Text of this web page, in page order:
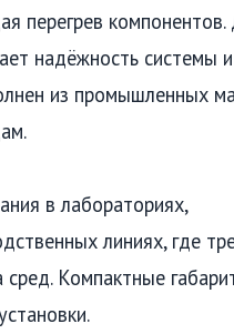
перегрев компонентов.
надёжность системы
из промышленных
в лабораториях,
линиях, где
Компактные